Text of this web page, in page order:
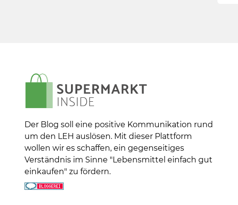
Der Blog soll eine positive Kommunikation rund
um den LEH auslösen. Mit dieser Plattform
wollen wir es schaffen, ein gegenseitiges
Verständnis im Sinne "Lebensmittel einfach gut
einkaufen" zu fördern.